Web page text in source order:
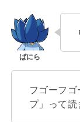
フゴーフ
プ」って読